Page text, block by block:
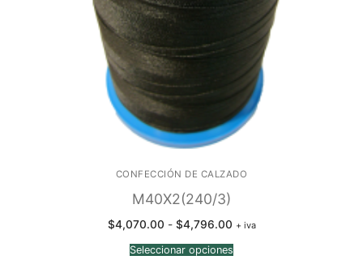
CONFECCIÓN DE CALZADO
M40X2(240/3)
$4,070.00 - $4,796.00Rango
precios:
desde
+ iva
Seleccionar opciones